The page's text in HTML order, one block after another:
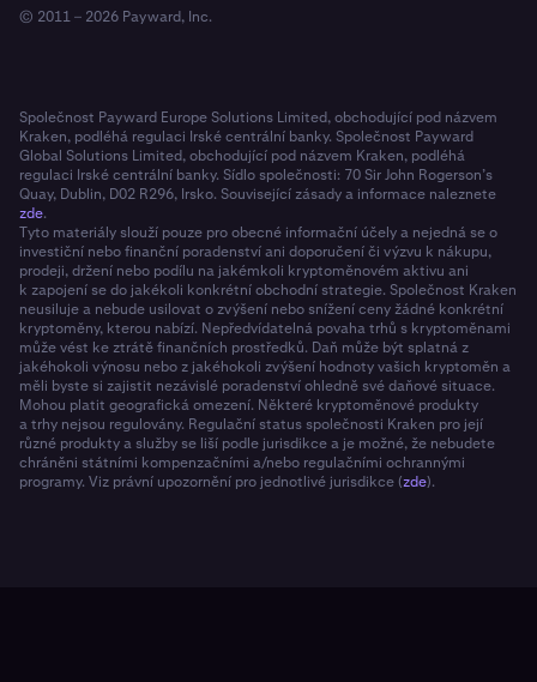
© 2011 – 2026 Payward, Inc.
Společnost Payward Europe Solutions Limited, obchodující pod názvem
Kraken, podléhá regulaci Irské centrální banky. Společnost Payward
Global Solutions Limited, obchodující pod názvem Kraken, podléhá
regulaci Irské centrální banky. Sídlo společnosti: 70 Sir John Rogerson’s
Quay, Dublin, D02 R296, Irsko. Související zásady a informace naleznete
zde.
Tyto materiály slouží pouze pro obecné informační účely a nejedná se o
investiční nebo finanční poradenství ani doporučení či výzvu k nákupu,
prodeji, držení nebo podílu na jakémkoli kryptoměnovém aktivu ani
k zapojení se do jakékoli konkrétní obchodní strategie. Společnost Kraken
neusiluje a nebude usilovat o zvýšení nebo snížení ceny žádné konkrétní
kryptoměny, kterou nabízí. Nepředvídatelná povaha trhů s kryptoměnami
může vést ke ztrátě finančních prostředků. Daň může být splatná z
jakéhokoli výnosu nebo z jakéhokoli zvýšení hodnoty vašich kryptoměn a
měli byste si zajistit nezávislé poradenství ohledně své daňové situace.
Mohou platit geografická omezení. Některé kryptoměnové produkty
a trhy nejsou regulovány. Regulační status společnosti Kraken pro její
různé produkty a služby se liší podle jurisdikce a je možné, že nebudete
chráněni státními kompenzačními a/nebo regulačními ochrannými
programy. Viz právní upozornění pro jednotlivé jurisdikce (zde).